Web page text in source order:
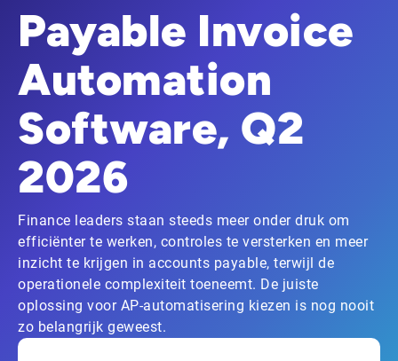
Payable Invoice
Automation
Software, Q2
2026
Finance leaders staan steeds meer onder druk om
efficiënter te werken, controles te versterken en meer
inzicht te krijgen in accounts payable, terwijl de
operationele complexiteit toeneemt. De juiste
oplossing voor AP-automatisering kiezen is nog nooit
zo belangrijk geweest.